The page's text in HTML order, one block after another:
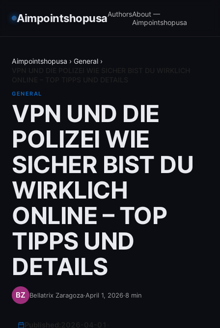
AimpointshopusaAuthorsAbout —
Aimpointshopusa
Aimpointshopusa › General ›
GENERAL
VPN UND DIE
POLIZEI WIE
SICHER BIST DU
WIRKLICH
ONLINE – TOP
TIPPS UND
DETAILS
Bellatrix Zaragoza·April 1, 2026·8 min